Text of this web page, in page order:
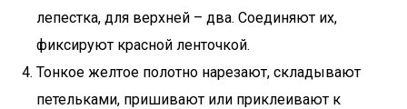
лепестка, для верхней – два. Соединяют их,
фиксируют красной ленточкой.
Тонкое желтое полотно нарезают, складывают
петельками, пришивают или приклеивают к